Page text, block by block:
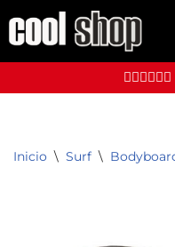
Saltar
contenido
Inicio \ Surf \